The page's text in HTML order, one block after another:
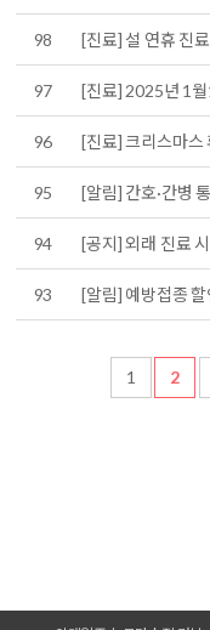
98 [진료] 설 연휴 진
97 [진료] 2025년 1
96 [진료] 크리스마스
95 [알림] 간호·간병
94 [공지] 외래 진료
93 [알림] 예방접종
1 2